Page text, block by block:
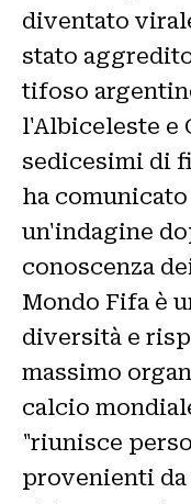
diventato
stato
tifoso
l'Albiceleste e
sedicesimi di
ha
un'indagine
conoscenza
Mondo Fifa è
diversità e
massimo
calcio
"riunisce
provenienti